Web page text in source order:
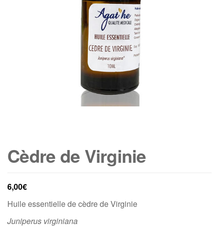
Cèdre de Virginie
6,00€
Huile essentielle de cèdre de Virginie
Juniperus virginiana